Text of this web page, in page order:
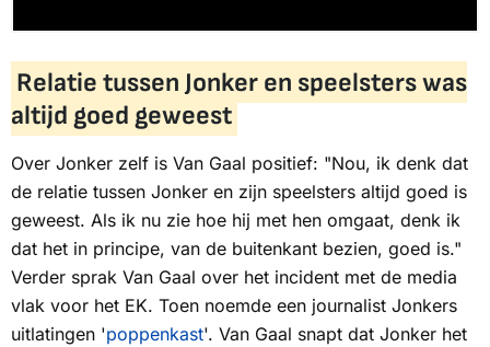
Relatie tussen Jonker en speelsters was
altijd goed geweest
Over Jonker zelf is Van Gaal positief: "Nou, ik denk dat
de relatie tussen Jonker en zijn speelsters altijd goed is
geweest. Als ik nu zie hoe hij met hen omgaat, denk ik
dat het in principe, van de buitenkant bezien, goed is."
Verder sprak Van Gaal over het incident met de media
vlak voor het EK. Toen noemde een journalist Jonkers
uitlatingen 'poppenkast'. Van Gaal snapt dat Jonker het